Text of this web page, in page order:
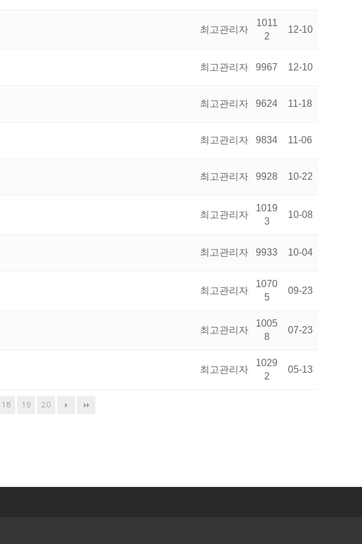
최고관리자
1011
2
12-10
최고관리자 9967 12-10
최고관리자 9624 11-18
최고관리자 9834 11-06
최고관리자 9928 10-22
최고관리자
1019
3
10-08
최고관리자 9933 10-04
최고관리자
1070
5
09-23
최고관리자
1005
8
07-23
최고관리자
1029
2
05-13
18 19 20